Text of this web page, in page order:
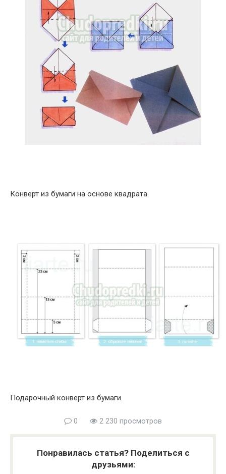
Конверт из бумаги на основе квадрата.
Подарочный конверт из бумаги.
0 2 230 просмотров
Понравилась статья? Поделиться с
друзьями: